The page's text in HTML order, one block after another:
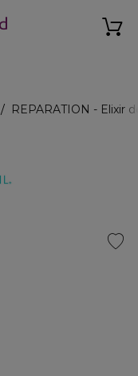
REPARATION - Elixir